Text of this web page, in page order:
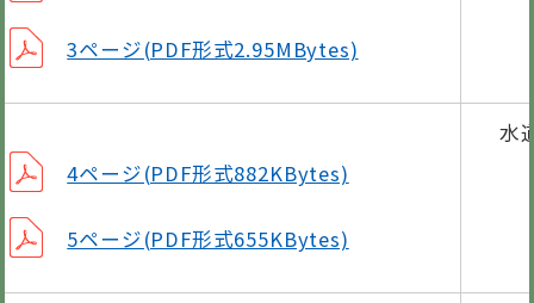
3ページ(PDF形式2.95MBytes)
4ページ(PDF形式882KBytes)
5ページ(PDF形式655KBytes)
水